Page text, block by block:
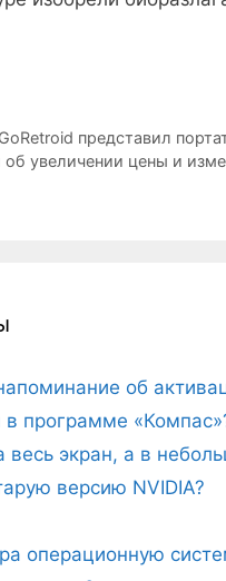
представил
увеличении цены и
об
программе
весь экран, а в
версию NVIDIA?
операционную